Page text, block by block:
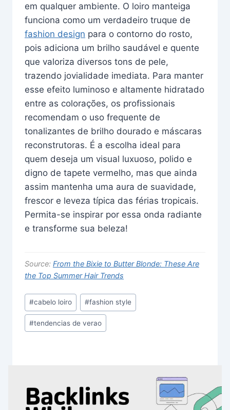
em qualquer ambiente. O loiro manteiga
funciona como um verdadeiro truque de
fashion design para o contorno do rosto,
pois adiciona um brilho saudável e quente
que valoriza diversos tons de pele,
trazendo jovialidade imediata. Para manter
esse efeito luminoso e altamente hidratado
entre as colorações, os profissionais
recomendam o uso frequente de
tonalizantes de brilho dourado e máscaras
reconstrutoras. É a escolha ideal para
quem deseja um visual luxuoso, polido e
digno de tapete vermelho, mas que ainda
assim mantenha uma aura de suavidade,
frescor e leveza típica das férias tropicais.
Permita-se inspirar por essa onda radiante
e transforme sua beleza!
Source: From the Bixie to Butter Blonde: These Are
the Top Summer Hair Trends
Post
Tags:
#cabelo loiro #fashion style
#tendencias de verao